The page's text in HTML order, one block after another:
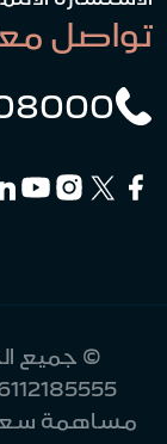
تواصل
© جميع
مساهمة